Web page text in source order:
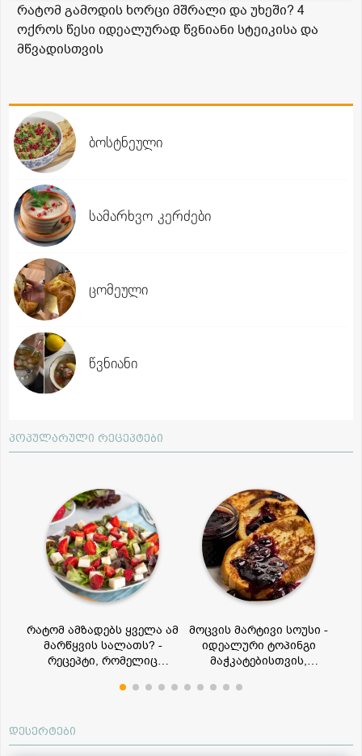
რატომ გამოდის ხორცი მშრალი და უხეში? 4
ოქროს წესი იდეალურად წვნიანი სტეიკისა და
მწვადისთვის
ბოსტნეული
სამარხვო კერძები
ცომეული
წვნიანი
პოპულარული რეცეპტები
რატომ ამზადებს ყველა ამ
მარწყვის სალათს? -
რეცეპტი, რომელიც
სცადოთ!
მოცვის მარტივი სოუსი -
იდეალური ტოპინგი
მაჭკატებისთვის,
ნაყინისთვის და სხვა
დესერტები